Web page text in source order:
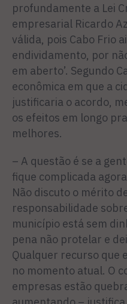
profundamente a Lei
empresarial Ricardo
válida, pois Cabo Frio
endividamento, por
em aberto’. Segundo
econômica em que a
justificaria o acordo,
os efeitos em longo
melhores.
– A questão é se a
fique complica­da
Não discuto o mérito
responsabilidade
município está sem
pena não protelar e
Qualquer recur­so que
no momento atual. O
empresas estão